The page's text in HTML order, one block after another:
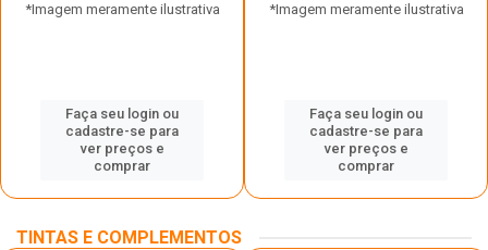
*Imagem meramente ilustrativa
Faça seu login ou
cadastre-se para
ver preços e
comprar
*Imagem meramente ilustrativa
Faça seu login ou
cadastre-se para
ver preços e
comprar
TINTAS E COMPLEMENTOS